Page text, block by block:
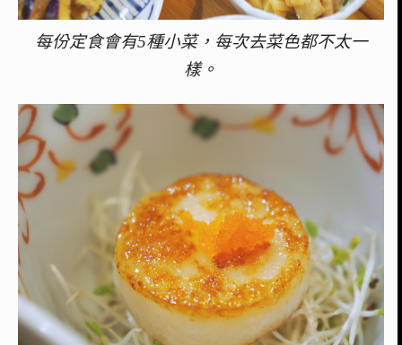
每份定食會有5種小菜，每次去菜色都不太一
樣。